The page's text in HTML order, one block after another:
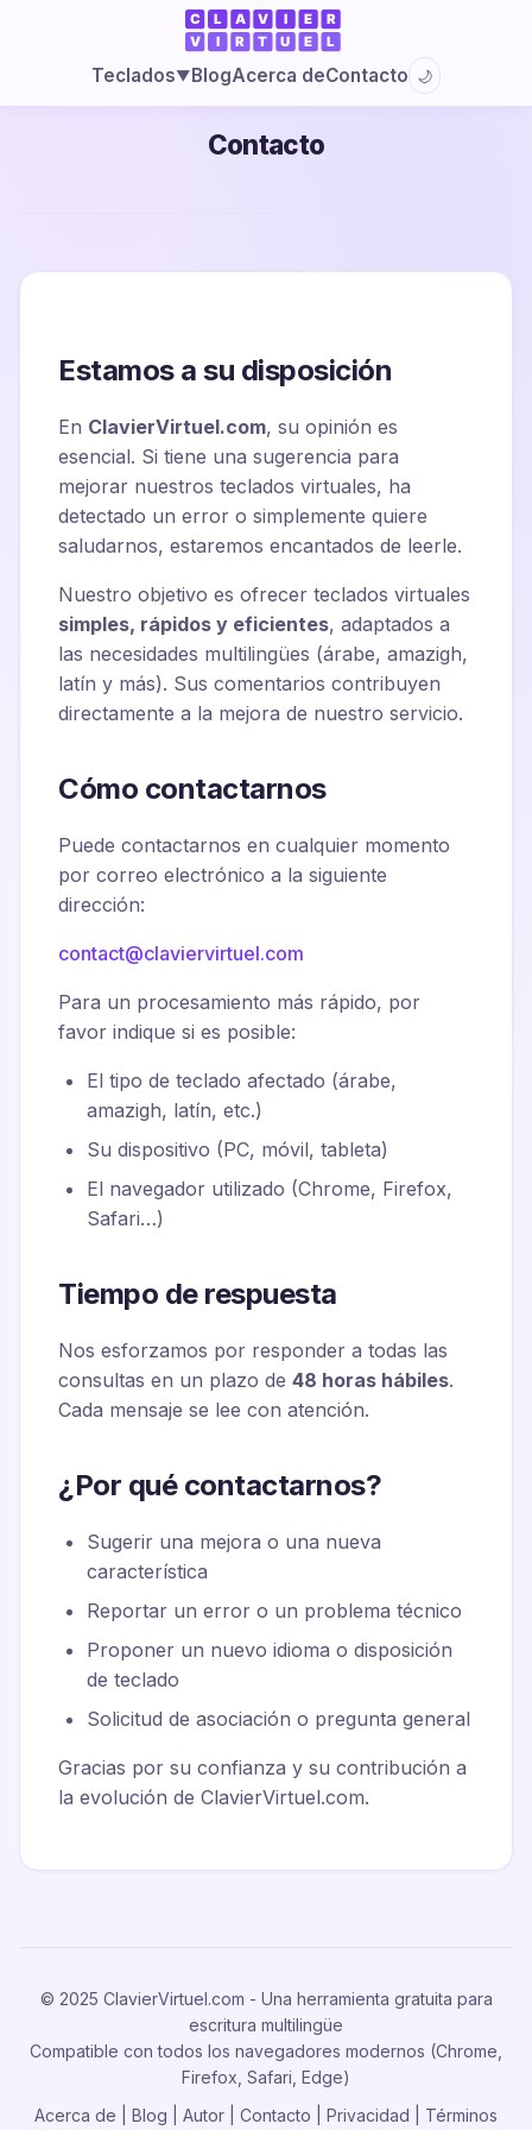
Teclados▼BlogAcerca deContacto 🌙
Contacto
Estamos a su disposición
En ClavierVirtuel.com, su opinión es
esencial. Si tiene una sugerencia para
mejorar nuestros teclados virtuales, ha
detectado un error o simplemente quiere
saludarnos, estaremos encantados de leerle.
Nuestro objetivo es ofrecer teclados virtuales
simples, rápidos y eficientes, adaptados a
las necesidades multilingües (árabe, amazigh,
latín y más). Sus comentarios contribuyen
directamente a la mejora de nuestro servicio.
Cómo contactarnos
Puede contactarnos en cualquier momento
por correo electrónico a la siguiente
dirección:
contact@claviervirtuel.com
Para un procesamiento más rápido, por
favor indique si es posible:
El tipo de teclado afectado (árabe,
amazigh, latín, etc.)
Su dispositivo (PC, móvil, tableta)
El navegador utilizado (Chrome, Firefox,
Safari…)
Tiempo de respuesta
Nos esforzamos por responder a todas las
consultas en un plazo de 48 horas hábiles.
Cada mensaje se lee con atención.
¿Por qué contactarnos?
Sugerir una mejora o una nueva
característica
Reportar un error o un problema técnico
Proponer un nuevo idioma o disposición
de teclado
Solicitud de asociación o pregunta general
Gracias por su confianza y su contribución a
la evolución de ClavierVirtuel.com.
© 2025 ClavierVirtuel.com - Una herramienta gratuita para
escritura multilingüe
Compatible con todos los navegadores modernos (Chrome,
Firefox, Safari, Edge)
Acerca de
Blog Autor Contacto Privacidad Términos